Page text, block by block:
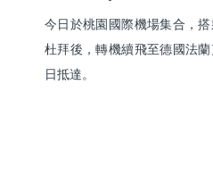
今日於桃園國際機場集合，
杜拜後，轉機續飛至德國法
日抵達。